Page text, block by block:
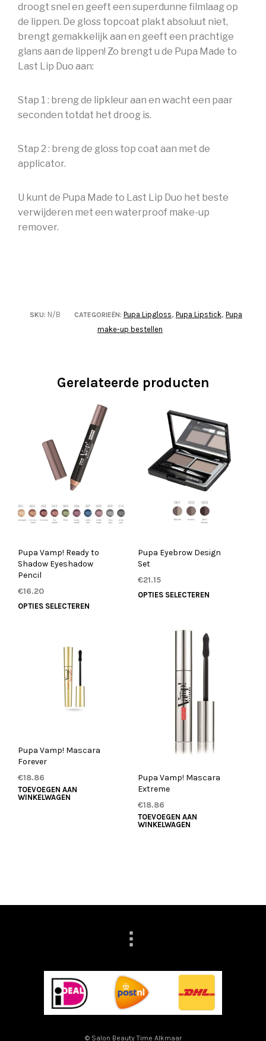
droogt snel en geeft een superdunne filmlaag op
de lippen. De gloss topcoat plakt absoluut niet,
brengt gemakkelijk aan en geeft een prachtige
glans aan de lippen! Zo brengt u de Pupa Made to
Last Lip Duo aan:
Stap 1 : breng de lipkleur aan en wacht een paar
seconden totdat het droog is.
Stap 2 : breng de gloss top coat aan met de
applicator.
U kunt de Pupa Made to Last Lip Duo het beste
verwijderen met een waterproof make-up
remover.
SKU: N/B CATEGORIEËN: Pupa Lipgloss, Pupa Lipstick, Pupa
make-up bestellen
Gerelateerde producten
Pupa Vamp! Ready to
Shadow Eyeshadow
Pencil
€16.20
OPTIES SELECTEREN
de
Pupa Eyebrow Design
Set
€21.15
OPTIES SELECTERENDit
variaties.
Deze
gekozen
Pupa Vamp! Mascara
Forever
€18.86
TOEVOEGEN AAN
WINKELWAGEN
Pupa Vamp! Mascara
Extreme
€18.86
TOEVOEGEN AAN
WINKELWAGEN
© Salon Beauty Time Alkmaar